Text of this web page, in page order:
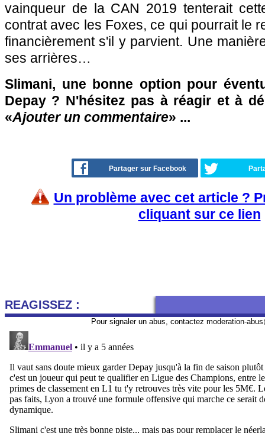
vainqueur de la CAN 2019 tenterait
contrat avec les Foxes, ce qui pourrait le
financièrement s'il y parvient. Une
ses arrières…
Slimani, une bonne option pour
Depay ? N'hésitez pas à réagir et à
«Ajouter un commentaire» ...
Partager sur Facebook
Un problème avec cet article ?
cliquant sur ce lien
REAGISSEZ :
Pour signaler un abus, contactez moderation-